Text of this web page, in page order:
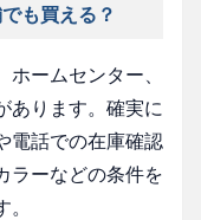
も買える？
ームセンター、
あります。確実に
電話での在庫確認
ラーなどの条件を